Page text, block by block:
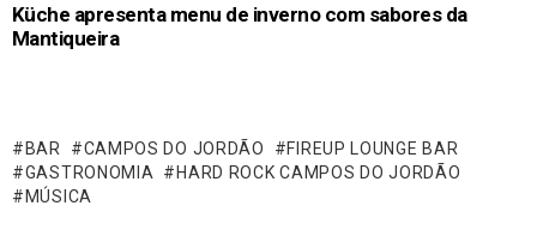
Küche apresenta menu de inverno com sabores da
Mantiqueira
BAR CAMPOS DO JORDÃO
FIREUP LOUNGE BAR
GASTRONOMIA
HARD ROCK CAMPOS DO JORDÃO
MÚSICA